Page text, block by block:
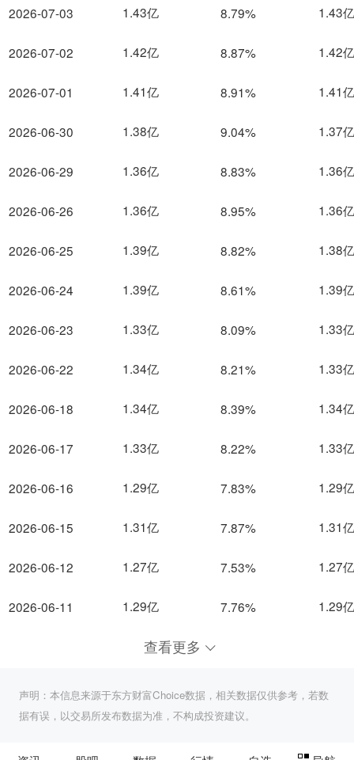
2026-07-03
2026-07-02
2026-07-01
2026-06-30
2026-06-29
2026-06-26
2026-06-25
2026-06-24
2026-06-23
2026-06-22
2026-06-18
2026-06-17
2026-06-16
2026-06-15
2026-06-12
2026-06-11
1.43亿 8.79% 1.43亿
1.42亿 8.87% 1.42亿
1.41亿 8.91% 1.41亿
1.38亿 9.04% 1.37亿
1.36亿 8.83% 1.36亿
1.36亿 8.95% 1.36亿
1.39亿 8.82% 1.38亿
1.39亿 8.61% 1.39亿
1.33亿 8.09% 1.33亿
1.34亿 8.21% 1.33亿
1.34亿 8.39% 1.34亿
1.33亿 8.22% 1.33亿
1.29亿 7.83% 1.29亿
1.31亿 7.87% 1.31亿
1.27亿 7.53% 1.27亿
1.29亿 7.76% 1.29亿
查看更多
声明：本信息来源于东方财富Choice数据，相关数据仅供参考，若数
据有误，以交易所发布数据为准，不构成投资建议。